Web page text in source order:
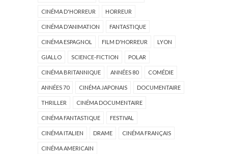
CINÉMA D'HORREUR HORREUR
CINÉMA D'ANIMATION FANTASTIQUE
CINÉMA ESPAGNOL FILM D'HORREUR LYON
GIALLO SCIENCE-FICTION POLAR
CINÉMA BRITANNIQUE ANNÉES 80 COMÉDIE
ANNÉES 70 CINÉMA JAPONAIS DOCUMENTAIRE
THRILLER CINÉMA DOCUMENTAIRE
CINÉMA FANTASTIQUE FESTIVAL
CINÉMA ITALIEN DRAME CINÉMA FRANÇAIS
CINÉMA AMERICAIN